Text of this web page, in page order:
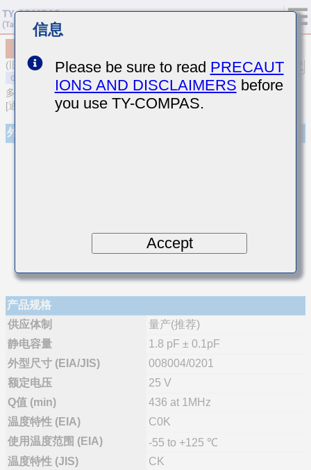
(旧型号 TMK021CK1R8BK-W)
多层陶瓷电容器
[通用型多层陶瓷电容器(温度补偿用)]
外观
产品规格
供应体制
量产(推荐)
静电容量
1.8 pF ± 0.1pF
外型尺寸 (EIA/JIS)
008004/0201
额定电压
25 V
Q值 (min)
436 at 1MHz
温度特性 (EIA)
C0K
使用温度范围 (EIA)
-55 to +125 ℃
温度特性 (JIS)
CK
信息
Please be sure to read PRECAUT
IONS AND DISCLAIMERS before
you use TY-COMPAS.
Accept